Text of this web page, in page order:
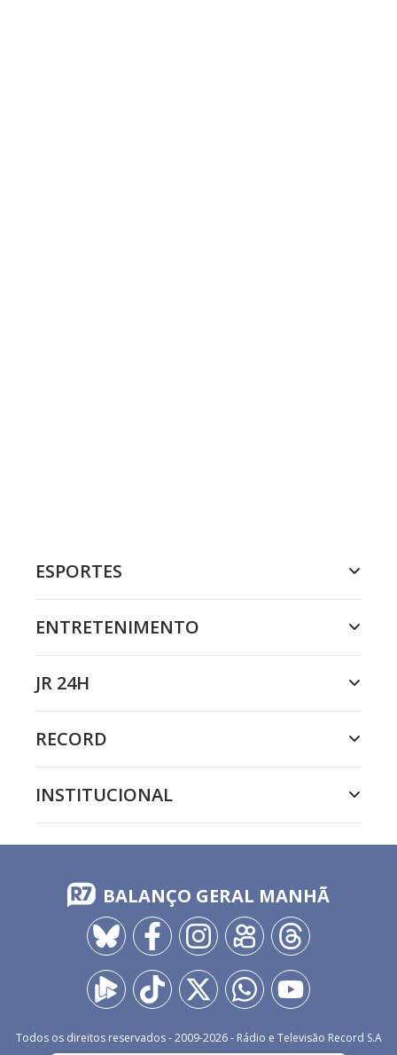
ESPORTES
ENTRETENIMENTO
JR 24H
RECORD
INSTITUCIONAL
BALANÇO GERAL MANHÃ
Todos os direitos reservados - 2009-2026- Rádio e Televisão Record S.A